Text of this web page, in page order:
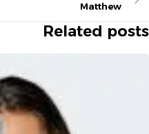
Matthew
Related posts